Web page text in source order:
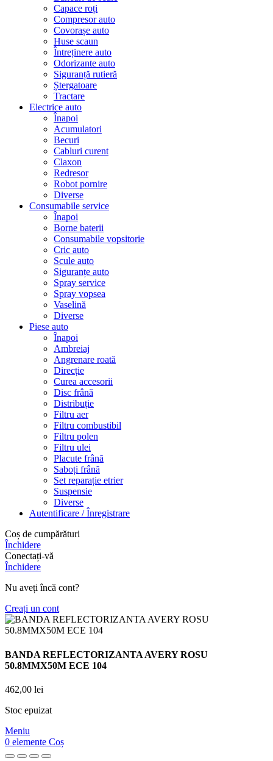
Capace roți
Compresor auto
Covorașe auto
Huse scaun
Întreținere auto
Odorizante auto
Siguranță rutieră
Ștergatoare
Tractare
Electrice auto
Înapoi
Acumulatori
Becuri
Cabluri curent
Claxon
Redresor
Robot pornire
Diverse
Consumabile service
Înapoi
Borne baterii
Consumabile vopsitorie
Cric auto
Scule auto
Siguranțe auto
Spray service
Spray vopsea
Vaselină
Diverse
Piese auto
Înapoi
Ambreiaj
Angrenare roată
Direcție
Curea accesorii
Disc frână
Distribuție
Filtru aer
Filtru combustibil
Filtru polen
Filtru ulei
Placute frână
Saboți frână
Set reparație etrier
Suspensie
Diverse
Autentificare / Înregistrare
Coș de cumpărături
Închidere
Conectați-vă
Închidere
Nu aveți încă cont?
Creați un cont
BANDA REFLECTORIZANTA AVERY ROSU
50.8MMX50M ECE 104
462,00 lei
Stoc epuizat
Meniu
0 elemente Coș